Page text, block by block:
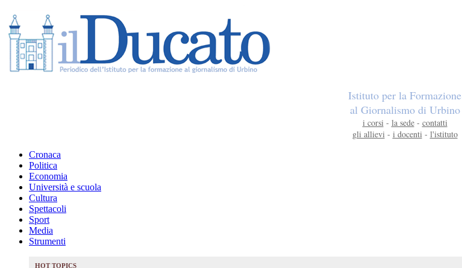
Istituto per la Formazione
al Giornalismo di Urbino
i corsi - la sede- contatti
gli allievi - i docenti - l'istituto
Cronaca
Politica
Economia
Università e scuola
Cultura
Spettacoli
Sport
Media
Strumenti
HOT TOPICS